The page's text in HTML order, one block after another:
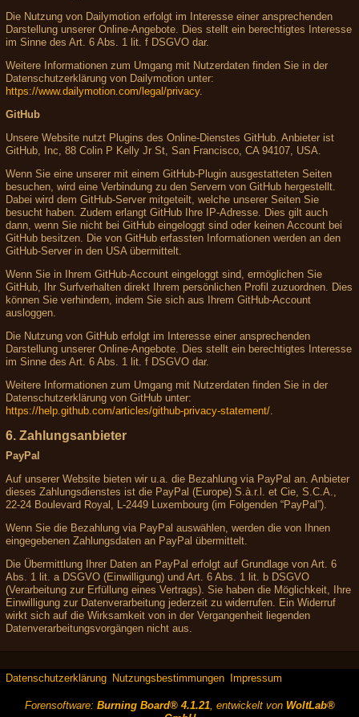
Die Nutzung von Dailymotion erfolgt im Interesse einer ansprechenden
Darstellung unserer Online-Angebote. Dies stellt ein berechtigtes Interesse
im Sinne des Art. 6 Abs. 1 lit. f DSGVO dar.
Weitere Informationen zum Umgang mit Nutzerdaten finden Sie in der
Datenschutzerklärung von Dailymotion unter:
https://www.dailymotion.com/legal/privacy.
GitHub
Unsere Website nutzt Plugins des Online-Dienstes GitHub. Anbieter ist
GitHub, Inc, 88 Colin P Kelly Jr St, San Francisco, CA 94107, USA.
Wenn Sie eine unserer mit einem GitHub-Plugin ausgestatteten Seiten
besuchen, wird eine Verbindung zu den Servern von GitHub hergestellt.
Dabei wird dem GitHub-Server mitgeteilt, welche unserer Seiten Sie
besucht haben. Zudem erlangt GitHub Ihre IP-Adresse. Dies gilt auch
dann, wenn Sie nicht bei GitHub eingeloggt sind oder keinen Account bei
GitHub besitzen. Die von GitHub erfassten Informationen werden an den
GitHub-Server in den USA übermittelt.
Wenn Sie in Ihrem GitHub-Account eingeloggt sind, ermöglichen Sie
GitHub, Ihr Surfverhalten direkt Ihrem persönlichen Profil zuzuordnen. Dies
können Sie verhindern, indem Sie sich aus Ihrem GitHub-Account
ausloggen.
Die Nutzung von GitHub erfolgt im Interesse einer ansprechenden
Darstellung unserer Online-Angebote. Dies stellt ein berechtigtes Interesse
im Sinne des Art. 6 Abs. 1 lit. f DSGVO dar.
Weitere Informationen zum Umgang mit Nutzerdaten finden Sie in der
Datenschutzerklärung von GitHub unter:
https://help.github.com/articles/github-privacy-statement/
6. Zahlungsanbieter
PayPal
Auf unserer Website bieten wir u.a. die Bezahlung via PayPal an. Anbieter
dieses Zahlungsdienstes ist die PayPal (Europe) S.à.r.l. et Cie, S.C.A.,
22-24 Boulevard Royal, L-2449 Luxembourg (im Folgenden “PayPal”).
Wenn Sie die Bezahlung via PayPal auswählen, werden die von Ihnen
eingegebenen Zahlungsdaten an PayPal übermittelt.
Die Übermittlung Ihrer Daten an PayPal erfolgt auf Grundlage von Art. 6
Abs. 1 lit. a DSGVO (Einwilligung) und Art. 6 Abs. 1 lit. b DSGVO
(Verarbeitung zur Erfüllung eines Vertrags). Sie haben die Möglichkeit, Ihre
Einwilligung zur Datenverarbeitung jederzeit zu widerrufen. Ein Widerruf
wirkt sich auf die Wirksamkeit von in der Vergangenheit liegenden
Datenverarbeitungsvorgängen nicht aus.
Datenschutzerklärung Nutzungsbestimmungen Impressum
Forensoftware: Burning Board® 4.1.21, entwickelt von WoltLab®